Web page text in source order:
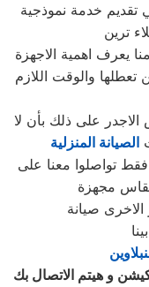
خدمة نموذجية
ترين
يعرف اهمية الاجهزة
تعطلها والوقت اللازم
على ذلك بأن لا
الصيانة المنزلية
فقط تواصلوا معنا على
مجهزة
الاخرى صيانة
و هيتم الاتصال بك